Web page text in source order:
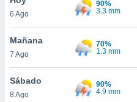
en
más
nuestra
6 Ago
90%
3.3 mm
Mañana
7 Ago
70%
1.3 mm
Sábado
8 Ago
90%
4.9 mm